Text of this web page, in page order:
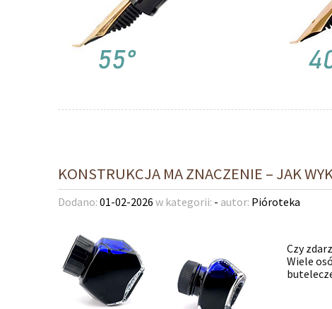
KONSTRUKCJA MA ZNACZENIE – JAK
Dodano: 01-02-2026 w kategorii: - autor: Pióroteka
Czy
Wiele